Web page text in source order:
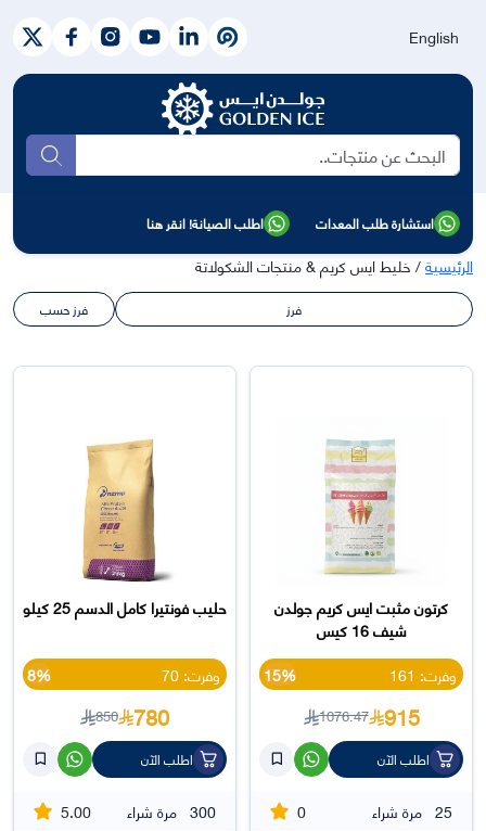
English
بحث
استشارة طلب المعدات اطلب الصيانة! انقر هنا
الرئيسية/ خليط ايس كريم & منتجات الشكولاتة
فرز فرز حسب
كرتون مثبت ايس كريم جولدن
شيف 16 كيس
وفرت: 161
15%
915
1076.47
اطلب الآن
25 مرة شراء 0
حليب فونتيرا كامل الدسم 25 كيلو
وفرت: 70 8%
780
850
اطلب الآن
300 مرة شراء 5.00